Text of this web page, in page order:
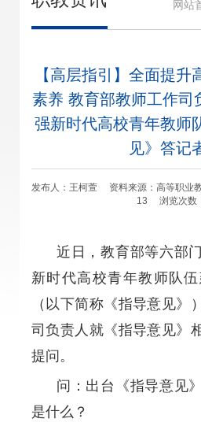
网站
【高层指引】全面提升
素养 教育部教师工作司
强新时代高校青年教师
见》答记
发布人：王柯萱 资料来源：高等职业
13 浏览次数
近日，教育部等六部
新时代高校青年教师队伍
（以下简称《指导意见》
司负责人就《指导意见》
提问。
问：出台《指导意见
是什么？